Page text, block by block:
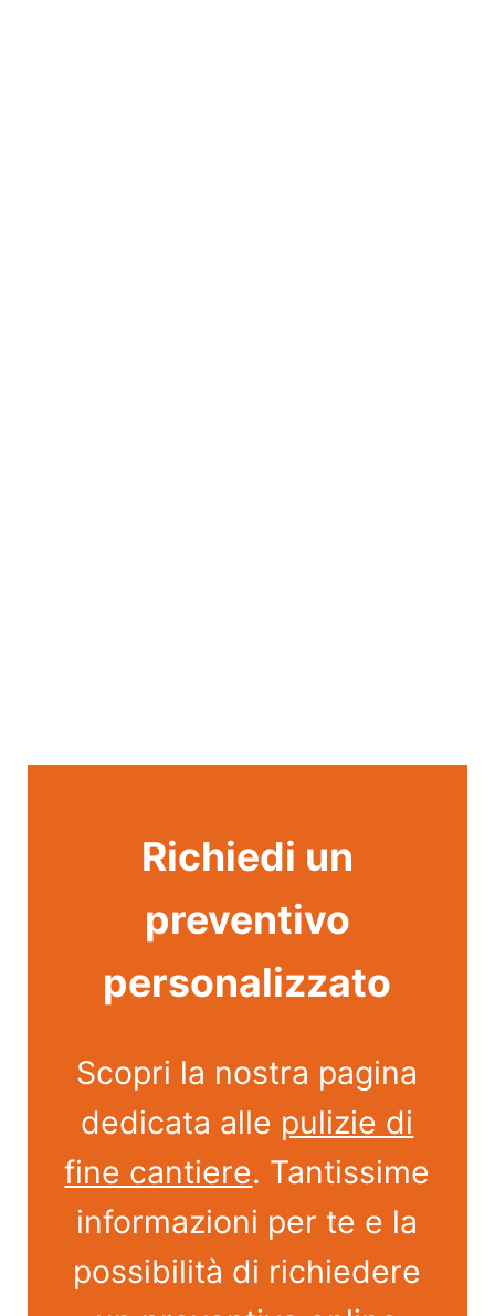
Richiedi un
preventivo
personalizzato
Scopri la nostra pagina
dedicata alle pulizie di
fine cantiere. Tantissime
informazioni per te e la
possibilità di richiedere